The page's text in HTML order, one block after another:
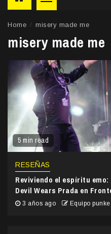
Menu
Home misery made me
misery made me
5 min read
RESEÑAS
Reviviendo el espíritu
Devil Wears Prada en
3 años ago Equipo